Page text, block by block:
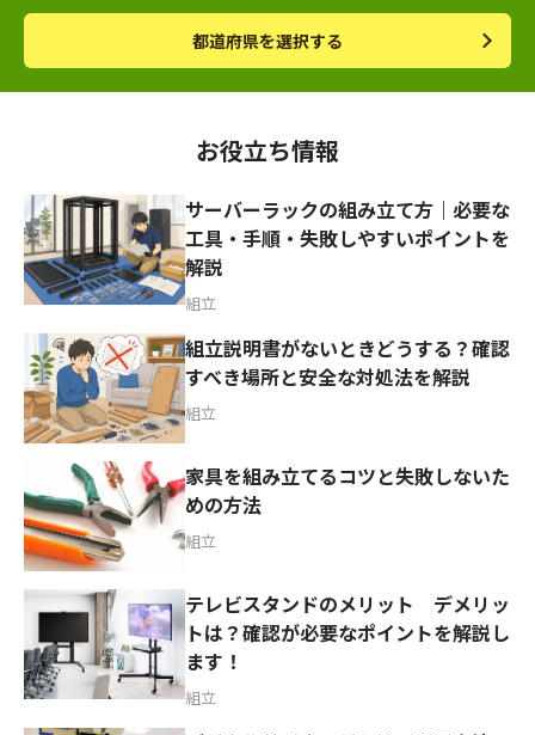
都道府県を選択する
お役立ち情報
サーバーラックの組み立て方｜必要な
工具・手順・失敗しやすいポイントを
解説
組立
組立説明書がないときどうする？確認
すべき場所と安全な対処法を解説
組立
家具を組み立てるコツと失敗しないた
めの方法
組立
テレビスタンドのメリット デメリッ
トは？確認が必要なポイントを解説し
ます！
組立